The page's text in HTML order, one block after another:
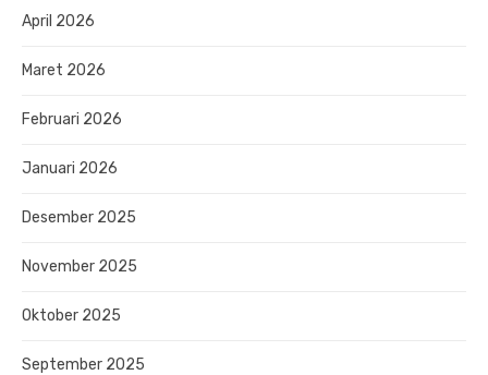
April 2026
Maret 2026
Februari 2026
Januari 2026
Desember 2025
November 2025
Oktober 2025
September 2025